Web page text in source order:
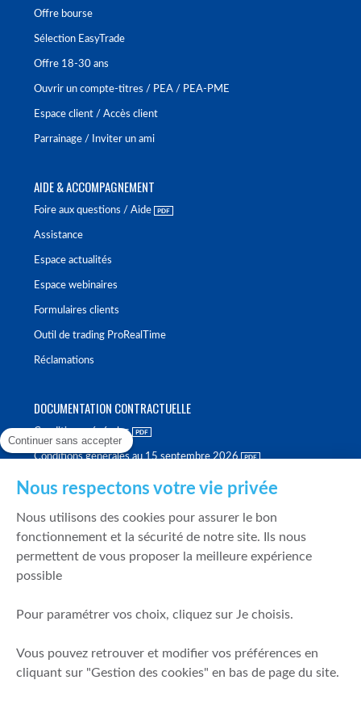
Offre bourse
Sélection EasyTrade
Offre 18-30 ans
Ouvrir un compte-titres / PEA / PEA-PME
Espace client / Accès client
Parrainage / Inviter un ami
AIDE & ACCOMPAGNEMENT
Foire aux questions / Aide
Assistance
Espace actualités
Espace webinaires
Formulaires clients
Outil de trading ProRealTime
Réclamations
DOCUMENTATION CONTRACTUELLE
Conditions générales
Conditions générales au 15 septembre 2026
Politique de meilleure sélection
Politique de durabilité
Fonds de garantie des dépôts et de résolution
Mentions légales
Prévention de la fraude
Continuer sans accepter
Nous respectons votre vie privée
Nous utilisons des cookies pour assurer le bon
fonctionnement et la sécurité de notre site. Ils nous
permettent de vous proposer la meilleure expérience
possible
Pour paramétrer vos choix, cliquez sur Je choisis.
Vous pouvez retrouver et modifier vos préférences en
cliquant sur "Gestion des cookies" en bas de page du site.